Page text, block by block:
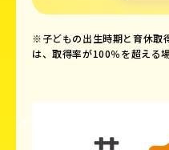
※子どもの出生時期と育休取
は、取得率が100％を超える